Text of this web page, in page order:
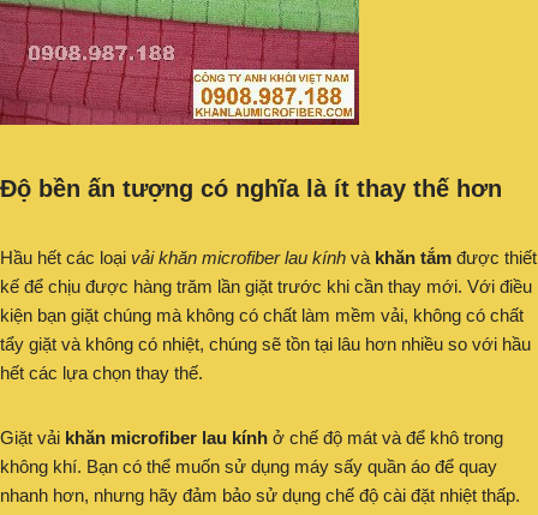
Độ bền ấn tượng có nghĩa là ít thay thế hơn
Hầu hết các loại vải khăn microfiber lau kính và khăn tắm được thiết
kế để chịu được hàng trăm lần giặt trước khi cần thay mới. Với điều
kiện bạn giặt chúng mà không có chất làm mềm vải, không có chất
tẩy giặt và không có nhiệt, chúng sẽ tồn tại lâu hơn nhiều so với hầu
hết các lựa chọn thay thế.
Giặt vải khăn microfiber lau kính ở chế độ mát và để khô trong
không khí. Bạn có thể muốn sử dụng máy sấy quần áo để quay
nhanh hơn, nhưng hãy đảm bảo sử dụng chế độ cài đặt nhiệt thấp.